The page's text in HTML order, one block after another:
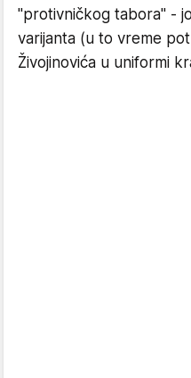
"protivničkog tabora" -
varijanta (u to vreme
Živojinovića u uniformi